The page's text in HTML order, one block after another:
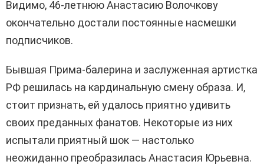
Видимо, 46-летнюю Анастасию Волочкову
окончательно достали постоянные насмешки
подписчиков.
Бывшая Прима-балерина и заслуженная артистка
РФ решилась на кардинальную смену образа. И,
стоит признать, ей удалось приятно удивить
своих преданных фанатов. Некоторые из них
испытали приятный шок — настолько
неожиданно преобразилась Анастасия Юрьевна.